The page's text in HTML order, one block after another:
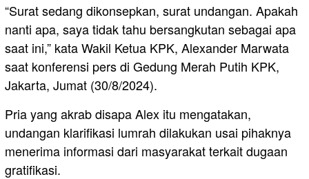
“Surat sedang dikonsepkan, surat undangan. Apakah
nanti apa, saya tidak tahu bersangkutan sebagai apa
saat ini,” kata Wakil Ketua KPK, Alexander Marwata
saat konferensi pers di Gedung Merah Putih KPK,
Jakarta, Jumat (30/8/2024).
Pria yang akrab disapa Alex itu mengatakan,
undangan klarifikasi lumrah dilakukan usai pihaknya
menerima informasi dari masyarakat terkait dugaan
gratifikasi.